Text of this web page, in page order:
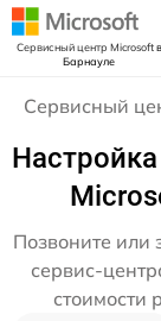
Сервисный центр Microsoftв
Барнауле
Сервисный
Настройка
Позвоните
сервис-
стоимости